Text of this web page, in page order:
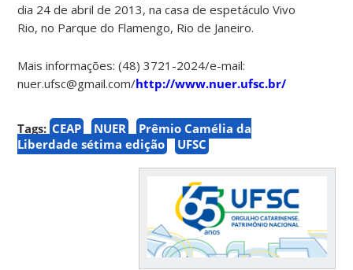
dia 24 de abril de 2013, na casa de espetáculo Vivo
Rio, no Parque do Flamengo, Rio de Janeiro.
Mais informações: (48) 3721-2024/e-mail:
nuer.ufsc@gmail.com/http://www.nuer.ufsc.br/
Tags: CEAP NUER
Prêmio Camélia da
Liberdade sétima edição
UFSC